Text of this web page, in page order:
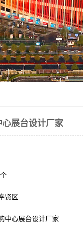
展台设计厂家
贤区
中心展台设计厂家